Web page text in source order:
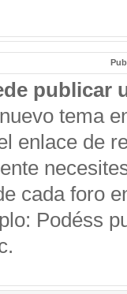
publicar
tema
enlace de
cada foro
Podéss